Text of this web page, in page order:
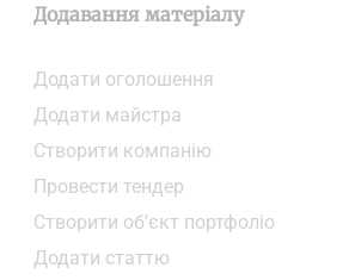
Додавання матеріалу
Додати oголошення
Додати майстра
Створити компанiю
Провести тендер
Створити об’єкт портфоліо
Додати статтю